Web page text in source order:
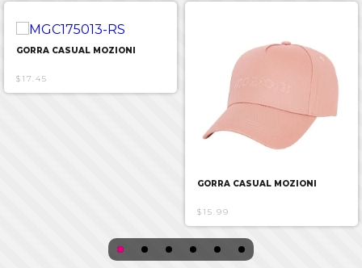
GORRA CASUAL MOZIONI
$17.45
GORRA CASUAL MOZIONI
$15.99